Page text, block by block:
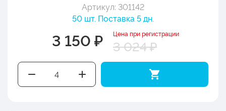
Артикул: 301142
50 шт. Поставка 5 дн.
3 150 ₽ Цена при регистрации
3 024 ₽